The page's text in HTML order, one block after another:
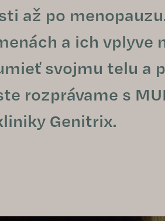
až po
a ich vplyve
svojmu telu a
rozprávame s
Genitrix.